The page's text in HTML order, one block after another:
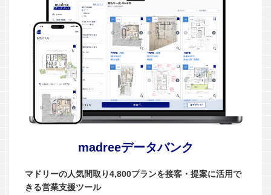
madreeデータバンク
マドリーの人気間取り4,800プランを接客・提案に活用で
きる営業支援ツール